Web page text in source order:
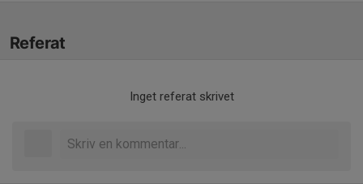
Referat
Inget referat skrivet